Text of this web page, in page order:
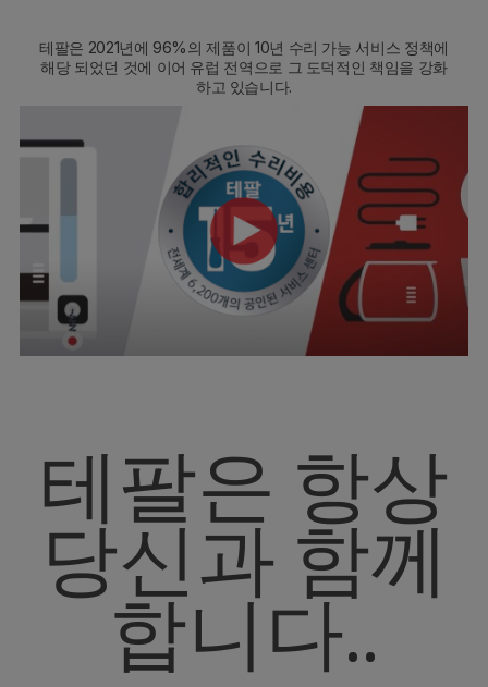
테팔은 2021년에 96%의 제품이 10년 수리 가능 서비스 정책에
해당 되었던 것에 이어 유럽 전역으로 그 도덕적인 책임을 강화
하고 있습니다.
테팔은 항상
당신과 함께
합니다..